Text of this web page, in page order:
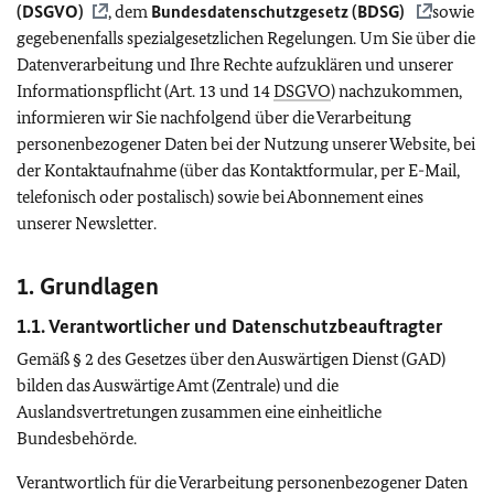
(DSGVO) , dem Bundesdatenschutzgesetz (BDSG)
sowie
gegebenenfalls spezialgesetzlichen Regelungen. Um Sie über die
Datenverarbeitung und Ihre Rechte aufzuklären und unserer
Informationspflicht (Art. 13 und 14DSGVO) nachzukommen,
informieren wir Sie nachfolgend über die Verarbeitung
personenbezogener Daten bei der Nutzung unserer Website, bei
der Kontaktaufnahme (über das Kontaktformular, per E-Mail,
telefonisch oder postalisch) sowie bei Abonnement eines
unserer Newsletter.
1. Grundlagen
1.1. Verantwortlicher und Datenschutzbeauftragter
Gemäß § 2 des Gesetzes über den Auswärtigen Dienst (GAD)
bilden das Auswärtige Amt (Zentrale) und die
Auslandsvertretungen zusammen eine einheitliche
Bundesbehörde.
Verantwortlich für die Verarbeitung personenbezogener Daten